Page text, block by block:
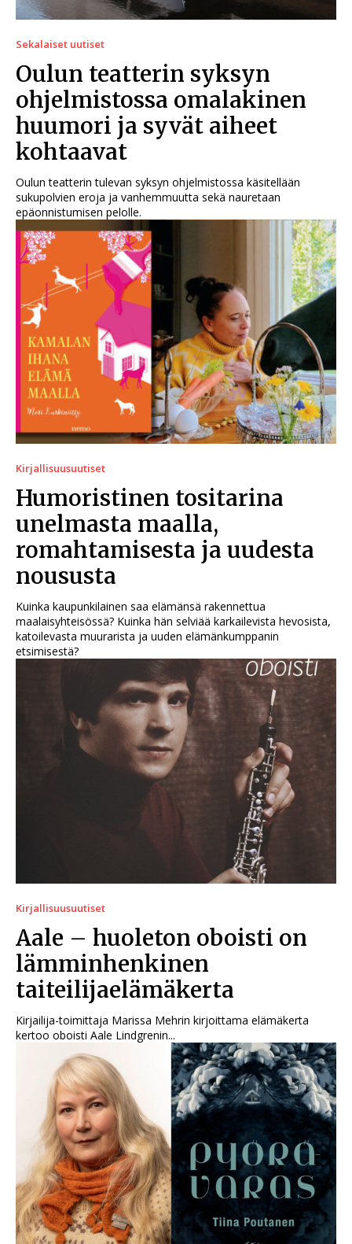
Sekalaiset uutiset
Oulun teatterin syksyn
ohjelmistossa omalakinen
huumori ja syvät aiheet
kohtaavat
Oulun teatterin tulevan syksyn ohjelmistossa käsitellään
sukupolvien eroja ja vanhemmuutta sekä nauretaan
epäonnistumisen pelolle.
Kirjallisuusuutiset
Humoristinen tositarina
unelmasta maalla,
romahtamisesta ja uudesta
noususta
Kuinka kaupunkilainen saa elämänsä rakennettua
maalaisyhteisössä? Kuinka hän selviää karkailevista hevosista,
katoilevasta muurarista ja uuden elämänkumppanin
etsimisestä?
Kirjallisuusuutiset
Aale – huoleton oboisti on
lämminhenkinen
taiteilijaelämäkerta
Kirjailija-toimittaja Marissa Mehrin kirjoittama elämäkerta
kertoo oboisti Aale Lindgrenin...